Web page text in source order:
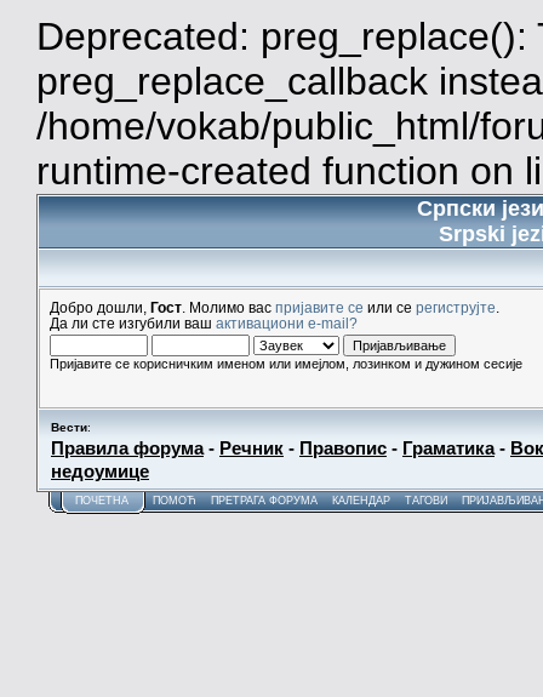
Deprecated:
preg_replace_callback
/home/vokab/public_html/
runtime-created function on
Српски
Srpski
Добро дошли, Гост . Молимо вас пријавите се или се региструјте
Да ли сте изгубили ваш активациони e-mail?
Пријавите се корисничким именом или имејлом, лозинком и дужином сесије
Вести:
Правила форума- Речник - Правопис - Граматика-
недоумице
ПОЧЕТНА ПОМОЋ ПРЕТРАГА ФОРУМА КАЛЕНДАР ТАГОВИ